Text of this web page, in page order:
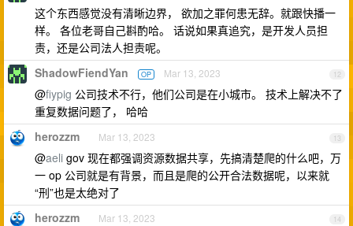
这个东西感觉没有清晰边界， 欲加之罪何患无辞。就跟快播一
样。 各位老哥自己斟酌哈。 话说如果真追究，是开发人员担
责，还是公司法人担责呢。
12
ShadowFiendYan OP Mar 13, 2023
@fiypig 公司技术不行，他们公司是在小城市。 技术上解决不了
重复数据问题了， 哈哈
13
herozzm Mar 13, 2023
@aeli gov 现在都强调资源数据共享，先搞清楚爬的什么吧，万
一 op 公司就是有背景，而且是爬的公开合法数据呢，以来就
“刑”也是太绝对了
14
herozzm Mar 13, 2023